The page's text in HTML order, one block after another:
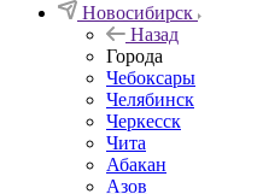
Новосибирск
Назад
Города
Чебоксары
Челябинск
Черкесск
Чита
Абакан
Азов